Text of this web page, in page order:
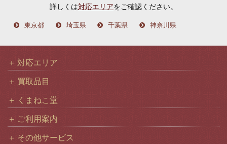
詳しくは対応エリアをご確認ください。
東京都 埼玉県 千葉県 神奈川県
対応エリア
買取品目
くまねこ堂
ご利用案内
その他サービス